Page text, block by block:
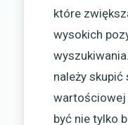
które
wysokich
należy
wartościowej
być nie tylko